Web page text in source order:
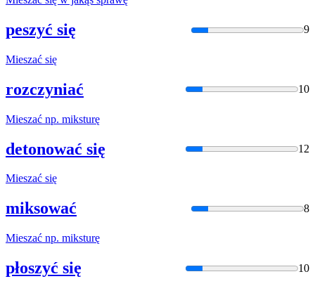
peszyć się 9
Mieszać się
rozczyniać 10
Mieszać np. miksturę
detonować się 12
Mieszać się
miksować 8
Mieszać np. miksturę
płoszyć się 10